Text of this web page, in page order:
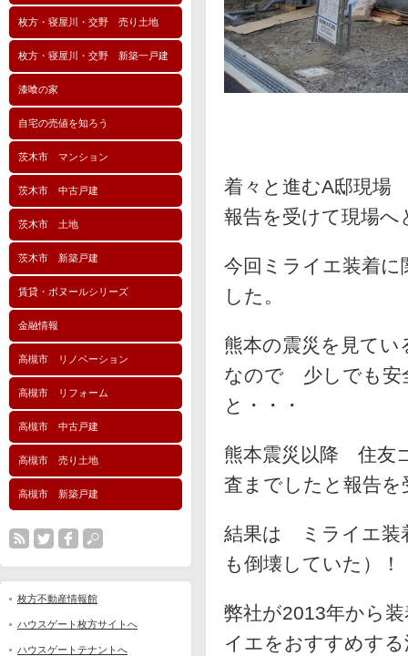
枚方・寝屋川・交野 売り土地
枚方・寝屋川・交野 新築一戸建
漆喰の家
自宅の売値を知ろう
茨木市 マンション
茨木市 中古戸建
茨木市 土地
茨木市 新築戸建
賃貸・ボヌールシリーズ
金融情報
高槻市 リノベーション
高槻市 リフォーム
高槻市 中古戸建
高槻市 売り土地
高槻市 新築戸建
枚方不動産情報館
ハウスゲート枚方サイトへ
ハウスゲートテナントへ
着々と進むA邸現場
報告を受けて現場へ
今回ミライエ装着
した。
熊本の震災を見て
なので 少しでも安
と・・・
熊本震災以降 住友
査までしたと報告
結果は ミライエ装
も倒壊していた）！
弊社が2013年から
イエをおすすめす